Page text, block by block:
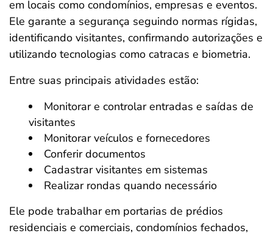
em locais como condomínios, empresas e eventos.
Ele garante a segurança seguindo normas rígidas,
identificando visitantes, confirmando autorizações e
utilizando tecnologias como catracas e biometria.
Entre suas principais atividades estão:
Monitorar e controlar entradas e saídas de
visitantes
Monitorar veículos e fornecedores
Conferir documentos
Cadastrar visitantes em sistemas
Realizar rondas quando necessário
Ele pode trabalhar em portarias de prédios
residenciais e comerciais, condomínios fechados,